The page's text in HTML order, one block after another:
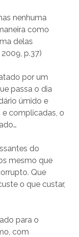
nenhuma
como
delas
p.37­)
por um
passa o dia
úmido e
e complicadas, o
do
mesmo que
Que
o que custar,
para o
com